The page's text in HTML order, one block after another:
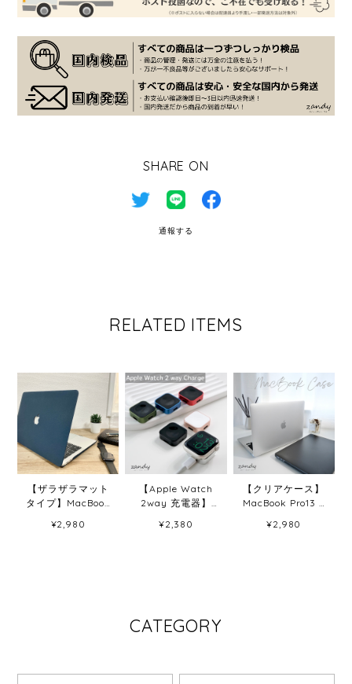
SHARE ON
通報する
RELATED ITEMS
【ザラザラマット
タイプ】MacBook
¥2,980
【Apple Watch
2way 充電器】
2way アップルウ
¥2,380
【クリアケース】
MacBook Pro13 /
MacBook Air 13イ
¥2,980
CATEGORY